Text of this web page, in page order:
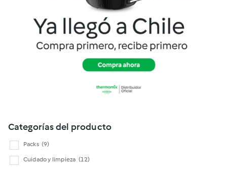
Cookidoo
Categorías del producto
Packs (9)
Cuidado y limpieza (12)